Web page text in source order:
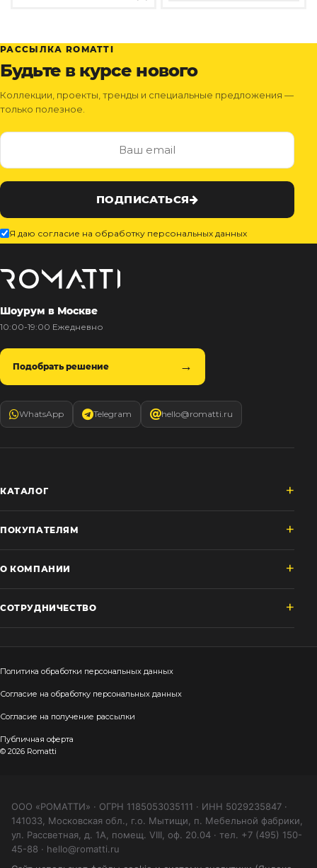
РАССЫЛКА ROMATTI
Будьте в курсе нового
Коллекции, проекты, тренды и специальные предложения —
только полезное.
ПОДПИСАТЬСЯ
Я даю согласие на обработку персональных данных
Шоурум в Москве
10:00-19:00 Ежедневно
Подобрать решение
WhatsApp Telegram hello@romatti.ru
КАТАЛОГ
ПОКУПАТЕЛЯМ
О КОМПАНИИ
СОТРУДНИЧЕСТВО
Политика обработки персональных данных
Согласие на обработку персональных данных
Согласие на получение рассылки
Публичная оферта
© 2026 Romatti
ООО «РОМАТТИ» · ОГРН 1185053035111 · ИНН 5029235847 ·
141033, Московская обл., г.о. Мытищи, п. Мебельной фабрики,
ул. Рассветная, д. 1А, помещ. VIII, оф. 20.04 · тел. +7 (495) 150-
45-88 · hello@romatti.ru